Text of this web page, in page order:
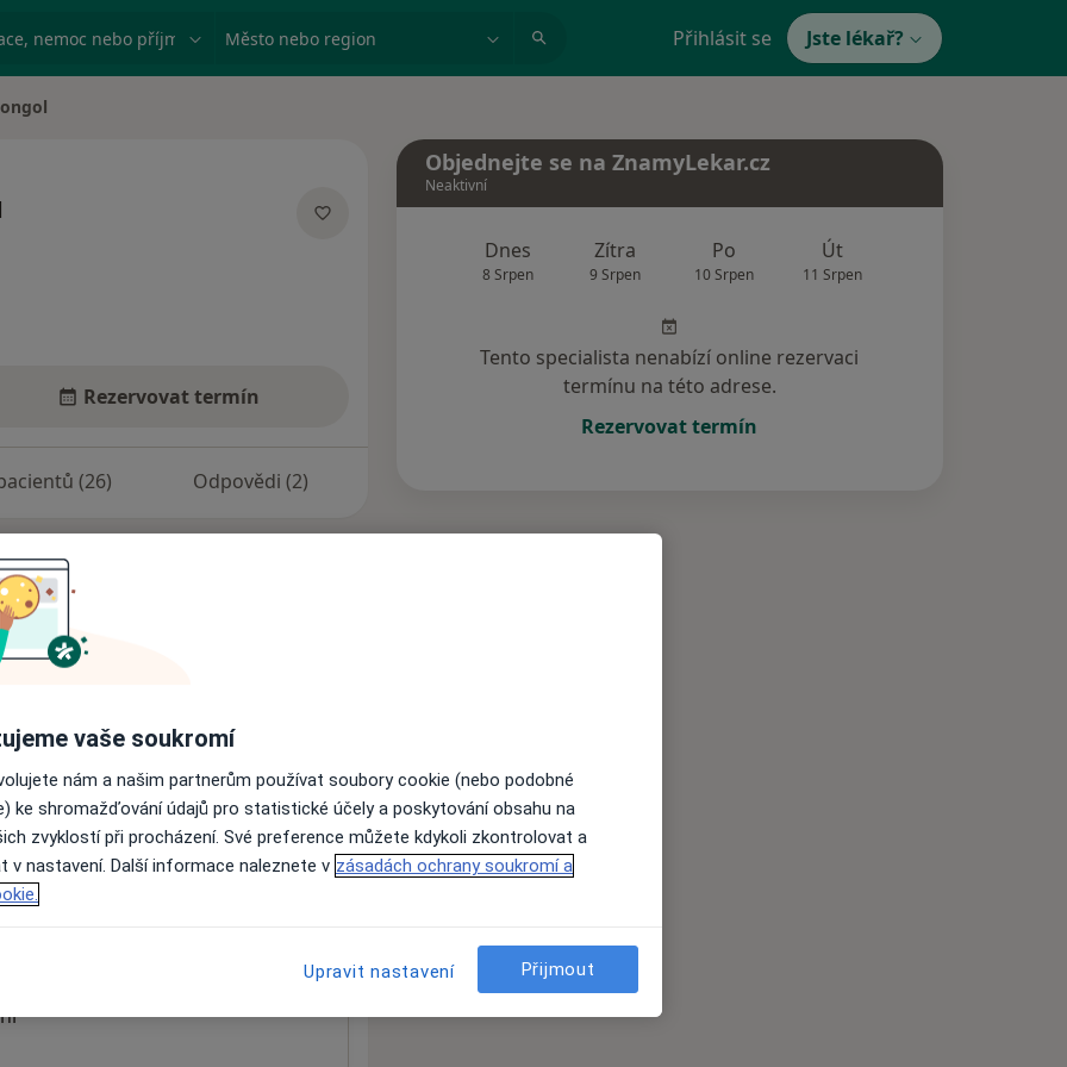
nemoc nebo příjmení Město nebo region Přihlásit se Jste lékař?
Rezervovat termín
(26) Odpovědi (2)
nejsou k dispozici
informace o svých službách.
Objednejte se na ZnamyLekar.cz
Neaktivní
Dnes
8 Srpen
Zítra
9 Srpen
Po
10 Srpen
Út
11 Srpen
Tento specialista nenabízí online rezervaci
termínu na této adrese.
Rezervovat termín
vaše soukromí
nám a našim partnerům používat soubory cookie (nebo podobné
ke shromažďování údajů pro statistické účely a poskytování obsahu na
zvyklostí při procházení. Své preference můžete kdykoli zkontrolovat a
v nastavení. Další informace naleznete v zásadách ochrany soukromí a
Upravit nastavení Přijmout